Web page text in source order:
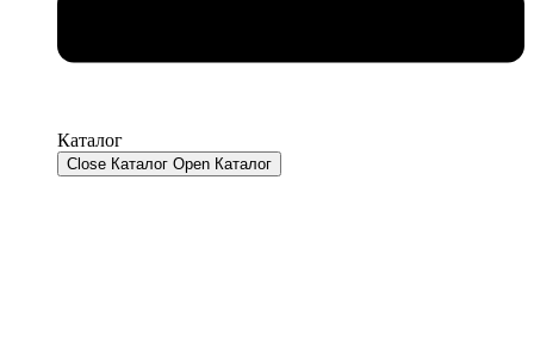
Каталог
Close Каталог Open Каталог